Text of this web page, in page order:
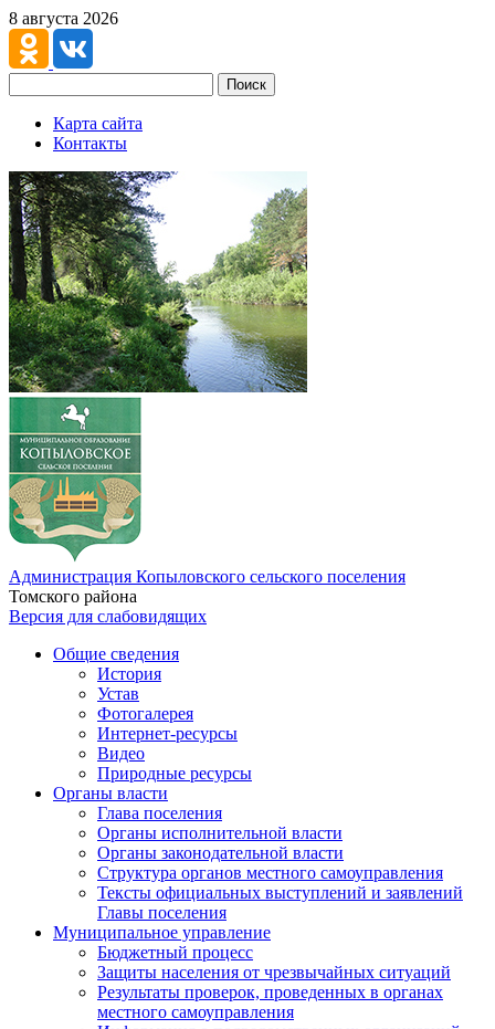
8 августа 2026
Поиск
Карта сайта
Контакты
Администрация Копыловского сельского поселения
Томского района
Версия для слабовидящих
Общие сведения
История
Устав
Фотогалерея
Интернет-ресурсы
Видео
Природные ресурсы
Органы власти
Глава поселения
Органы исполнительной власти
Органы законодательной власти
Структура органов местного самоуправления
Тексты официальных выступлений и заявлений
Главы поселения
Муниципальное управление
Бюджетный процесс
Защиты населения от чрезвычайных ситуаций
Результаты проверок, проведенных в органах
местного самоуправления